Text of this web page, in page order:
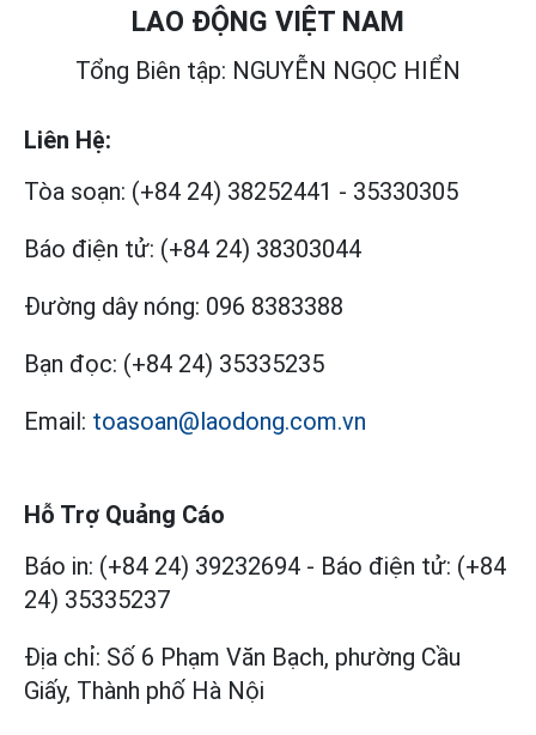
LAO ĐỘNG VIỆT NAM
Tổng Biên tập: NGUYỄN NGỌC HIỂN
Liên Hệ:
Tòa soạn: (+84 24) 38252441 - 35330305
Báo điện tử: (+84 24) 38303044
Đường dây nóng: 096 8383388
Bạn đọc: (+84 24) 35335235
Email: toasoan@laodong.com.vn
Hỗ Trợ Quảng Cáo
Báo in: (+84 24) 39232694 - Báo điện tử: (+84
24) 35335237
Địa chỉ: Số 6 Phạm Văn Bạch, phường Cầu
Giấy, Thành phố Hà Nội